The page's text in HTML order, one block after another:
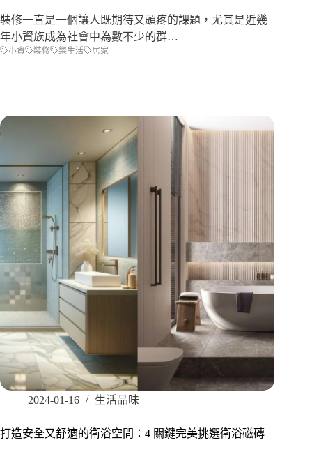
裝修一直是一個讓人既期待又頭疼的課題，尤其是近幾
年小資族成為社會中為數不少的群…
小資 裝修 樂生活 居家
2024-01-16 生活品味
打造安全又舒適的衛浴空間：4 關鍵完美挑選衛浴磁磚